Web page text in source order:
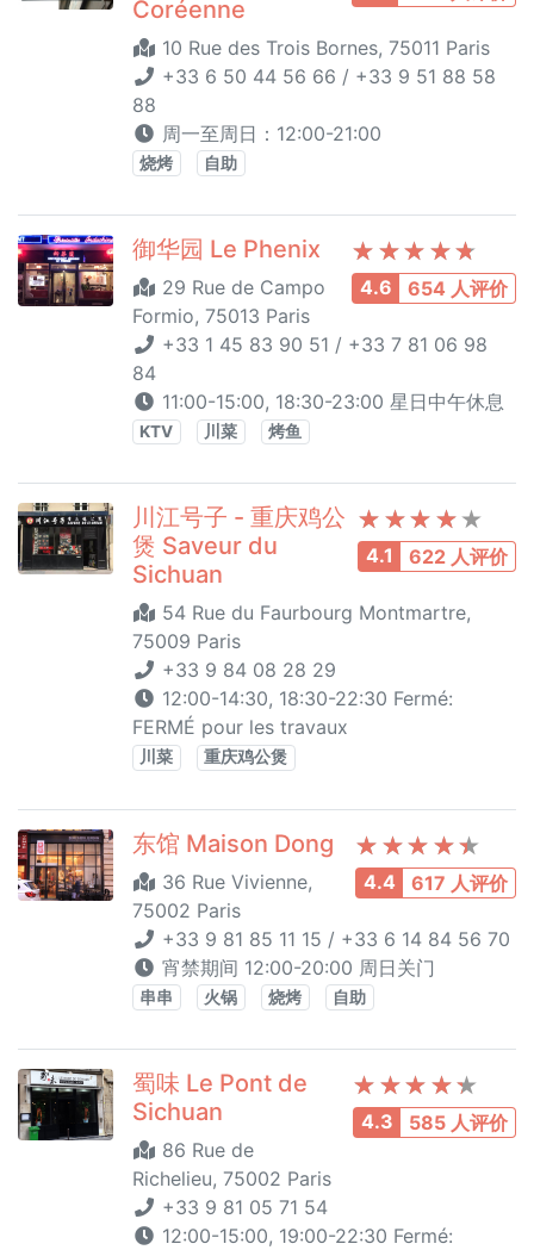
Coréenne
10 Rue des Trois Bornes, 75011 Paris
+33 6 50 44 56 66 / +33 9 51 88 58
88
周一至周日：12:00-21:00
烧烤 自助
4.6 654 人评价
御华园 Le Phenix
29 Rue de Campo
Formio, 75013 Paris
+33 1 45 83 90 51 / +33 7 81 06 98
84
11:00-15:00, 18:30-23:00 星日中午休息
KTV 川菜 烤鱼
4.1 622 人评价
川江号子 - 重庆鸡公
煲 Saveur du
Sichuan
54 Rue du Faurbourg Montmartre,
75009 Paris
+33 9 84 08 28 29
12:00-14:30, 18:30-22:30 Fermé:
FERMÉ pour les travaux
川菜 重庆鸡公煲
4.4 617 人评价
东馆 Maison Dong
36 Rue Vivienne,
75002 Paris
+33 9 81 85 11 15 / +33 6 14 84 56 70
宵禁期间 12:00-20:00 周日关门
串串 火锅 烧烤 自助
4.3 585 人评价
蜀味 Le Pont de
Sichuan
86 Rue de
Richelieu, 75002 Paris
+33 9 81 05 71 54
12:00-15:00, 19:00-22:30 Fermé: